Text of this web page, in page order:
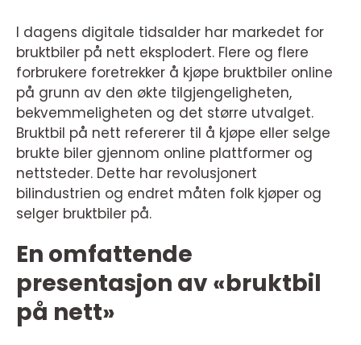
I dagens digitale tidsalder har markedet for
bruktbiler på nett eksplodert. Flere og flere
forbrukere foretrekker å kjøpe bruktbiler online
på grunn av den økte tilgjengeligheten,
bekvemmeligheten og det større utvalget.
Bruktbil på nett refererer til å kjøpe eller selge
brukte biler gjennom online plattformer og
nettsteder. Dette har revolusjonert
bilindustrien og endret måten folk kjøper og
selger bruktbiler på.
En omfattende
presentasjon av «bruktbil
på nett»